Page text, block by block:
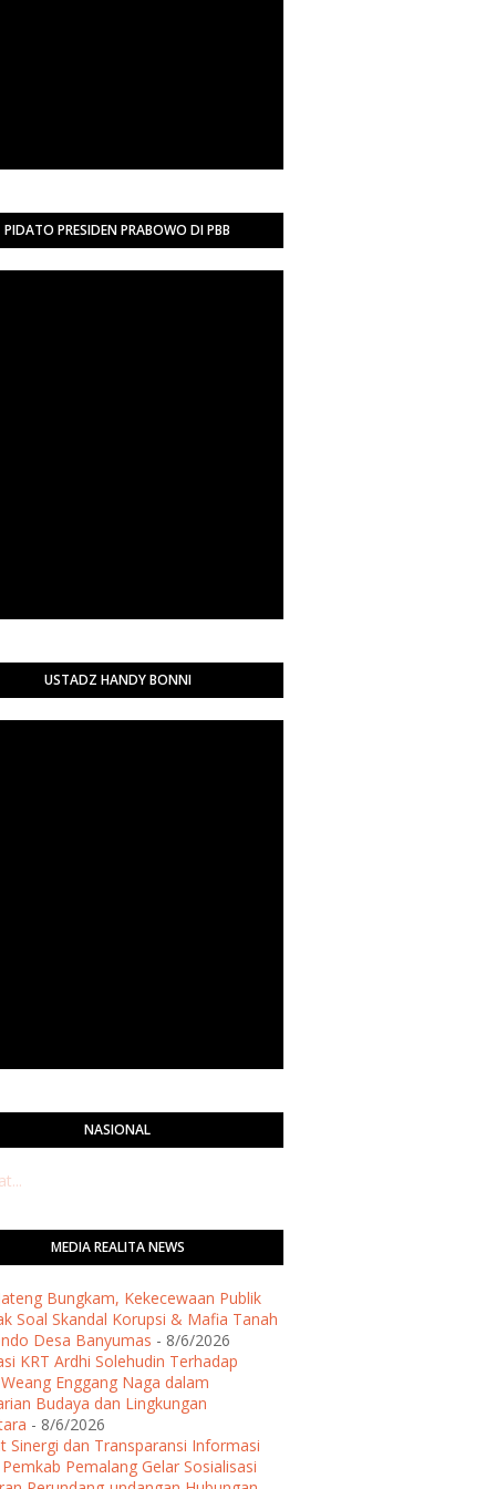
PIDATO PRESIDEN PRABOWO DI PBB
USTADZ HANDY BONNI
NASIONAL
MEDIA REALITA NEWS
Bungkam, Kekecewaan Publik
Soal Skandal Korupsi & Mafia Tanah
Desa Banyumas - 8/6/2026
KRT Ardhi Solehudin Terhadap
Enggang Naga dalam
Budaya dan Lingkungan
- 8/6/2026
Sinergi dan Transparansi Informasi
Pemalang Gelar Sosialisasi